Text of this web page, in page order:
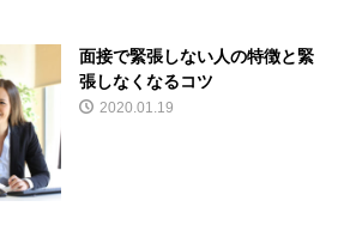
面接で緊張しない人の特徴と緊
張しなくなるコツ
2020.01.19